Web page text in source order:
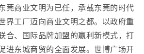
莞商业文明为已任，承载东莞的时代
界工厂迈向商业文明之都。以政府重
合、国际品牌加盟的赢利新模式，打
进东城商贸的全面发展。世博广场开